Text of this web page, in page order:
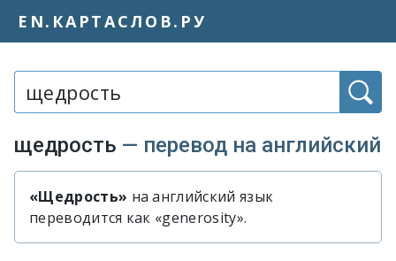
EN.КАРТАСЛОВ.РУ
щедрость — перевод на английский
Быстрый перевод слова
«Щедрость» на английский язык
переводится как «generosity».